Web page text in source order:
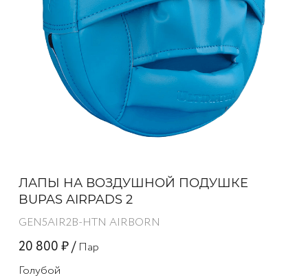
ЛАПЫ НА ВОЗДУШНОЙ ПОДУШКЕ
BUPAS AIRPADS 2
GEN5AIR2B-HTN AIRBORN
20 800 ₽ / Пар
Голубой